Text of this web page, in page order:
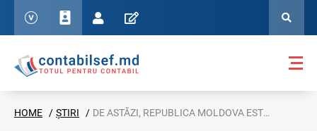
HOME ȘTIRI DE ASTĂZI, REPUBLICA MOLDOVA ESTE CONECTATĂ LA SEPA